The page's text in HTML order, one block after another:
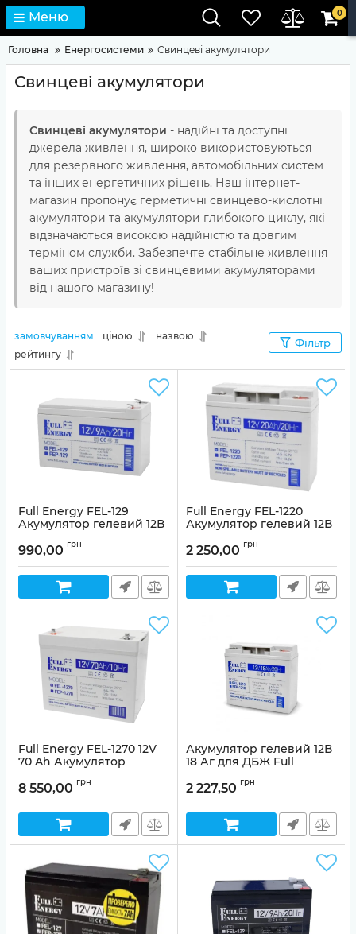
Меню 0
Головна Енергосистеми Свинцеві акумулятори
Свинцеві акумулятори
Свинцеві акумулятори - надійні та доступні
джерела живлення, широко використовуються
для резервного живлення, автомобільних систем
та інших енергетичних рішень. Наш інтернет-
магазин пропонує герметичні свинцево-кислотні
акумулятори та акумулятори глибокого циклу, які
відзначаються високою надійністю та довгим
терміном служби. Забезпечте стабільне живлення
ваших пристроїв зі свинцевими акумуляторами
від нашого магазину!
замовчуванням ціною
назвою
рейтингу
Фільтр
Full Energy FEL-129
Акумулятор гелевий 12В
Артикул: 99-00009130
990,00 грн
Full Energy FEL-1220
Акумулятор гелевий 12В
Артикул: 99-00009117
2 250,00 грн
Full Energy FEL-1270 12V
70 Ah Акумулятор
Артикул: 99-00012365
8 550,00 грн
Акумулятор гелевий 12В
18 Аг для ДБЖ Full
Артикул: 99-00008453
2 227,50 грн